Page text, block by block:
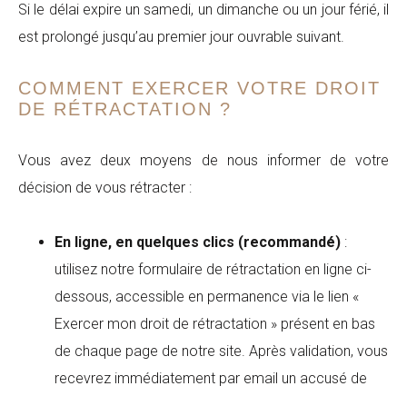
Si le délai expire un samedi, un dimanche ou un jour férié, il
est prolongé jusqu’au premier jour ouvrable suivant.
COMMENT EXERCER VOTRE DROIT
DE RÉTRACTATION ?
Vous avez deux moyens de nous informer de votre
décision de vous rétracter :
En ligne, en quelques clics (recommandé) :
utilisez notre formulaire de rétractation en ligne ci-
dessous, accessible en permanence via le lien «
Exercer mon droit de rétractation » présent en bas
de chaque page de notre site. Après validation, vous
recevrez immédiatement par email un accusé de